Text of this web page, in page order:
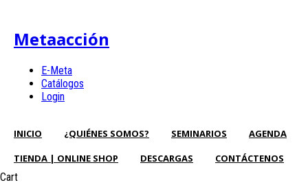
Metaacción
E-Meta
Catálogos
Login
INICIO ¿QUIÉNES SOMOS? SEMINARIOS
AGENDA
TIENDA | ONLINE SHOP
DESCARGAS CONTÁCTENOS
Cart